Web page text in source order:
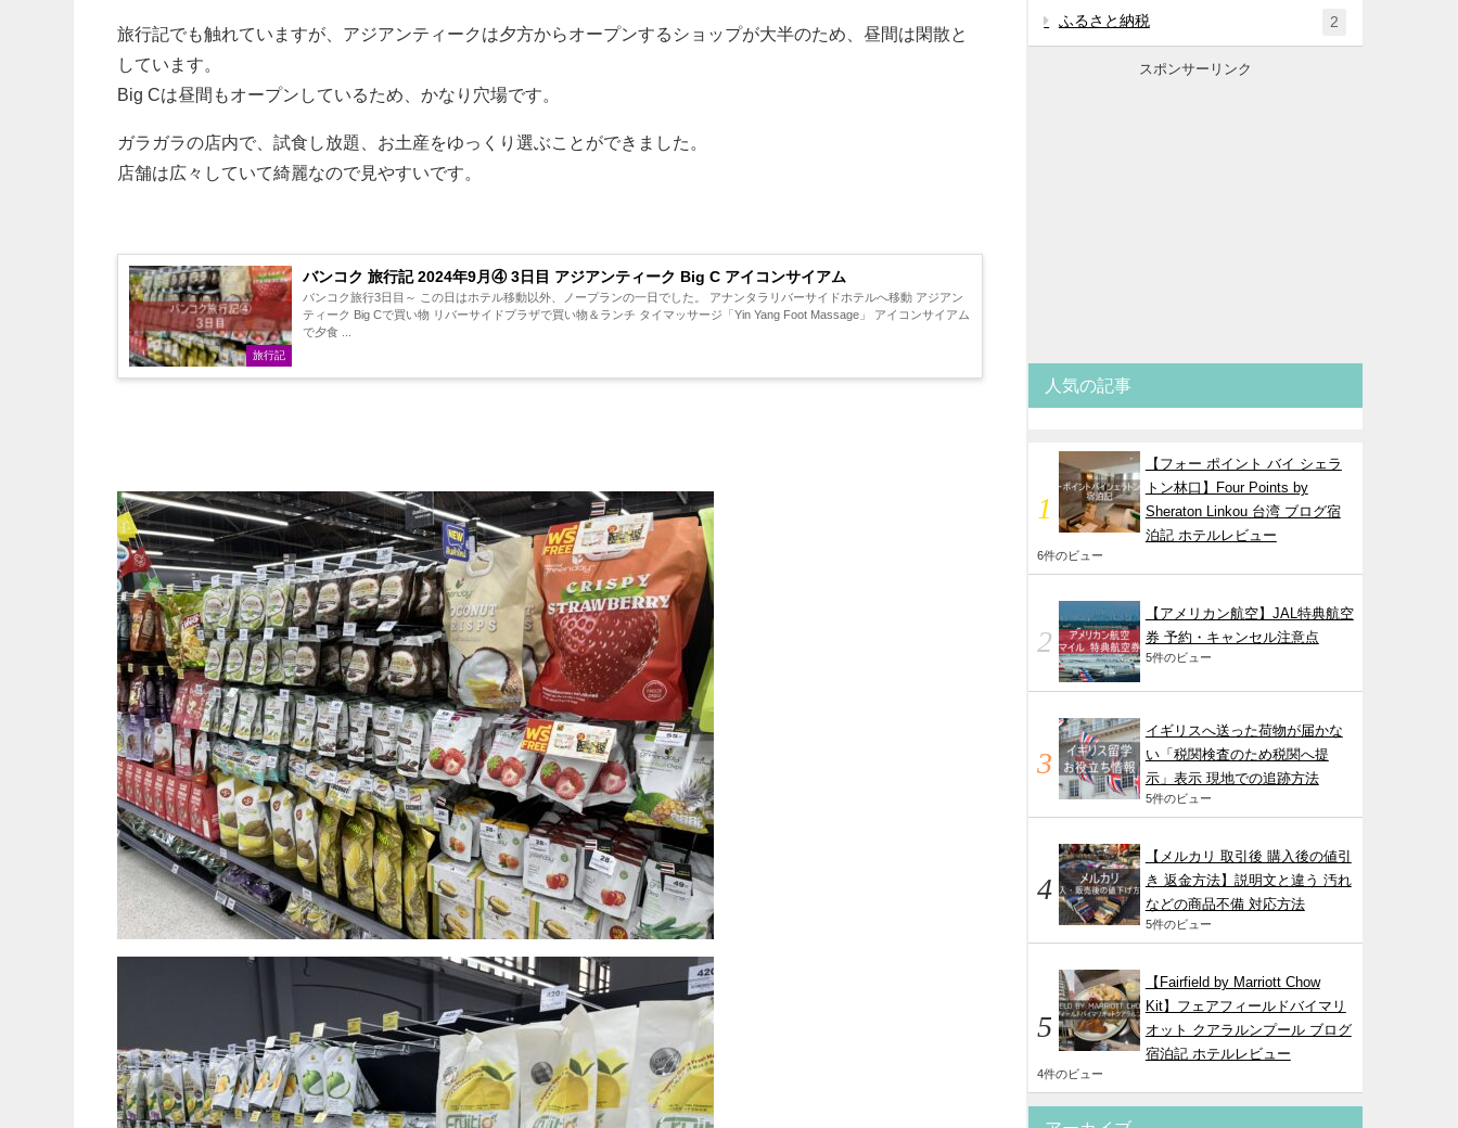
旅行記でも触れていますが、アジアンティークは夕方からオープンするショップが大半のため、昼間は閑散と
しています。
Big Cは昼間もオープンしているため、かなり穴場です。
ガラガラの店内で、試食し放題、お土産をゆっくり選ぶことができました。
店舗は広々していて綺麗なので見やすいです。
旅行記
バンコク 旅行記 2024年9月④ 3日目 アジアンティーク Big C アイコンサイアム
バンコク旅行3日目～ この日はホテル移動以外、ノープランの一日でした。 アナンタラリバーサイドホテルへ移動 アジアン
ティーク Big Cで買い物 リバーサイドプラザで買い物＆ランチ タイマッサージ「Yin Yang Foot Massage」 アイコンサイアム
ふるさと納税 2
スポンサーリンク
人気の記事
【フォー ポイント バイ シェラ
トン林口】Four Points by
Sheraton Linkou 台湾 ブログ宿
泊記 ホテルレビュー
6件のビュー
【アメリカン航空】JAL特典航空
券 予約・キャンセル注意点
5件のビュー
イギリスへ送った荷物が届かな
い「税関検査のため税関へ提
示」表示 現地での追跡方法
5件のビュー
【メルカリ 取引後 購入後の値引
き 返金方法】説明文と違う 汚れ
などの商品不備 対応方法
5件のビュー
【Fairfield by Marriott Chow
Kit】フェアフィールドバイマリ
オット クアラルンプール ブログ
宿泊記 ホテルレビュー
4件のビュー